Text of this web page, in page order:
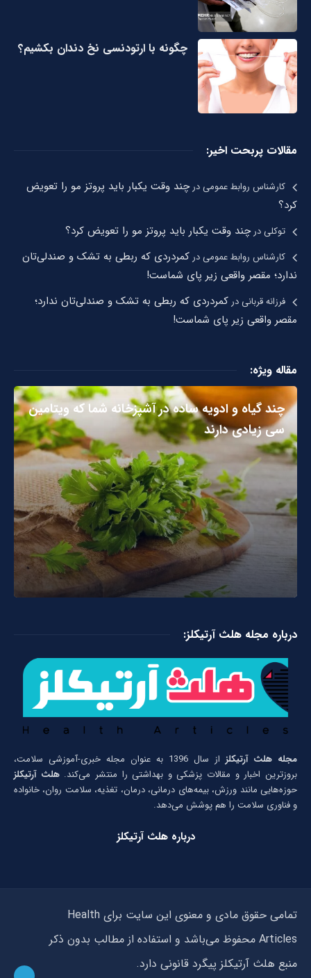
چگونه با ارتودنسی نخ دندان بکشیم؟
مقالات پربحت اخیر:
کارشناس روابط عمومیدرچند وقت یکبار باید پروتز مو را تعویض
کرد؟
توکلیدرچند وقت یکبار باید پروتز مو را تعویض کرد؟
کارشناس روابط عمومیدر کمردردی که ربطی به تشک و صندلی‌تان
ندارد؛ مقصر واقعی زیر پای شماست!
فرزانه قربانیدر کمردردی که ربطی به تشک و صندلی‌تان ندارد؛
مقصر واقعی زیر پای شماست!
مقاله ویژه:
چند گیاه و ادویه ساده در آشپزخانه شما که ویتامین
سی زیادی دارند
درباره مجله هلث آرتیکلز:
مجله هلث آرتیکلز
از سال 1396 به عنوان مجله خبری-آموزشی سلامت،
بروزترین اخبار و مقالات پزشکی و بهداشتی را منتشر می‌کند.هلث آرتیکلز
حوزه‌هایی مانند ورزش، بیمه‌های درمانی، درمان، تغذیه، سلامت روان، خانواده
و فناوری سلامت را هم پوشش می‌دهد.
درباره هلث آرتیکلز
تمامی حقوق مادی و معنوی این سایت برای Health
Articles محفوظ می‌باشد و استفاده از مطالب بدون ذکر
منبع هلث آرتیکلز پیگرد قانونی دارد.